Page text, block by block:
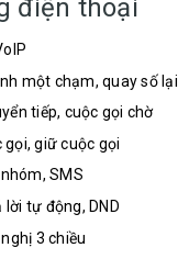
điện thoại
một chạm, quay số lại
tiếp, cuộc gọi chờ
gọi, giữ cuộc gọi
SMS
tự động, DND
3 chiều